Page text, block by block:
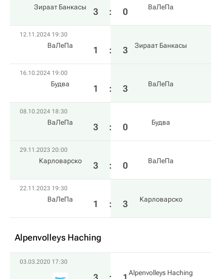
Зираат Банкасы 3 : 0 ВаЛеПа
12.11.2024 19:30
ВаЛеПа 1 : 3 Зираат Банкасы
16.10.2024 19:00
Будва 1 : 3 ВаЛеПа
08.10.2024 18:30
ВаЛеПа 3 : 0 Будва
29.11.2023 20:00
Карловарско 3 : 0 ВаЛеПа
22.11.2023 19:30
ВаЛеПа 1 : 3 Карловарско
Alpenvolleys Haching
03.03.2020 17:30
Alpenvolleys Haching